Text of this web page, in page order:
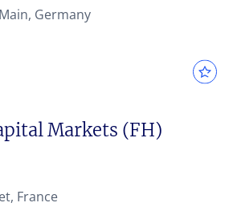
Germany
Markets (FH)
France